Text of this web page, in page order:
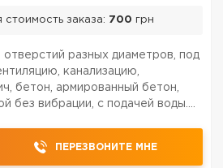
стоимость заказа: 700 грн
разных диаметров, под
канализацию,
бетон, армированный бетон,
без вибрации, с подачей воды.
ПЕРЕЗВОНИТЕ МНЕ